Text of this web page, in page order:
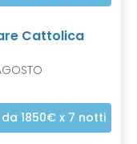
Cattolica
da 1850€ x 7 notti